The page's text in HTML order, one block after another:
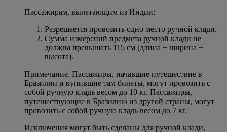
Пассажирам, вылетающим из Индии:
Разрешается провозить одно место ручной клади.
Сумма измерений предмета ручной клади не
должна превышать 115 см (длина + ширина +
высота).
Примечание. Пассажиры, начавшие путешествие в
Бразилии и купившие там билеты, могут провозить с
собой ручную кладь весом до 10 кг. Пассажиры,
путешествующие в Бразилию из другой страны, могут
провозить с собой ручную кладь весом до 7 кг.
Исключения могут быть сделаны для ручной клади,